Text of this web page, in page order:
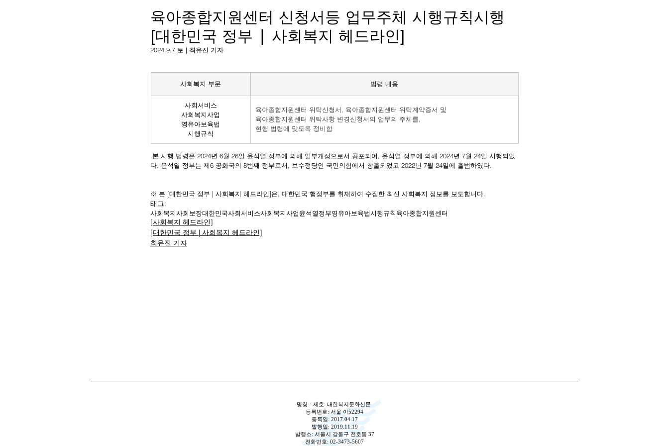
육아종합지원센터 신청서등 업무주체 시행규칙시행
[대한민국 정부 | 사회복지 헤드라인]
2024.9.7.토 | 최유진 기자
사회복지 부문 법령 내용
사회서비스
사회복지사업
영유아보육법
시행규칙
육아종합지원센터 위탁신청서, 육아종합지원센터 위탁계약증서 및
육아종합지원센터 위탁사항 변경신청서의 업무의 주체를,
현행 법령에 맞도록 정비함
다. 윤석열 정부는 제6 공화국의 8번째 정부로서, 보수정당인 국민의힘에서 창출되었고 2022년 7월 24일에 출범하였다.
※ 본 [대한민국 정부 | 사회복지 헤드라인]은, 대한민국 행정부를 취재하여 수집한 최신 사회복지 정보를 보도합니다.
태그:
사회복지사회보장대한민국사회서비스사회복지사업윤석열정부영유아보육법시행규칙육아종합지원센터
[사회복지 헤드라인]
[대한민국 정부 | 사회복지 헤드라인]
최유진 기자
명칭ㆍ제호: 대한복지문화신문
등록번호: 서울 아52294
등록일: 2017.04.17
발행일: 2019.11.19
발행소: 서울시 강동구 천호동 37
전화번호: 02-3473-5607